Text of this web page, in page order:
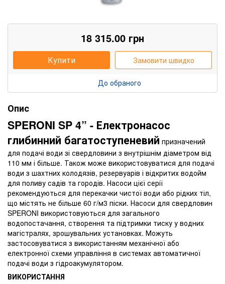
18 315.00 грн
Купити Замовити швидко
До обраного
Опис
SPERONI SP 4” - Електронасос
глибинний багатоступеневий призначений
для подачі води зі свердловини з внутрішнім діаметром від
110 мм і більше. Також може використовуватися для подачі
води з шахтних колодязів, резервуарів і відкритих водойм
для поливу садів та городів. Насоси цієї серії
рекомендуються для перекачки чистої води або рідких тіл,
що містять не більше 60 г/м3 піски. Насоси для свердловин
SPERONI використовуються для загального
водопостачання, створення та підтримки тиску у водних
магістралях, зрошувальних установках. Можуть
застосовуватися з використанням механічної або
електронної схеми управління в системах автоматичної
подачі води з гідроакумулятором.
ВИКОРИСТАННЯ